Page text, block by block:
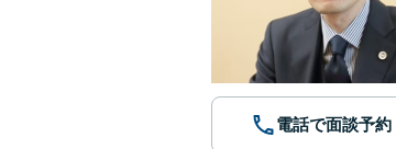
電話で面談予約